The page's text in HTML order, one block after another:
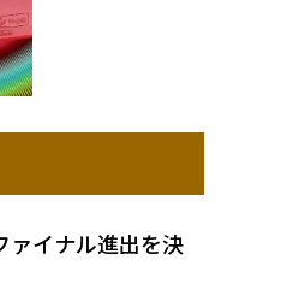
ァイナル進出を決